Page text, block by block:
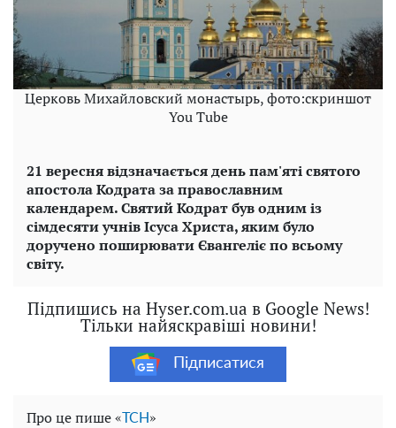
Церковь Михайловский монастырь, фото:скриншот
You Tube
21 вересня відзначається день пам'яті святого
апостола Кодрата за православним
календарем. Святий Кодрат був одним із
сімдесяти учнів Ісуса Христа, яким було
доручено поширювати Євангеліє по всьому
світу.
Підпишись на Hyser.com.ua в Google News!
Тільки найяскравіші новини!
Підписатися
Про це пише « ТСН»